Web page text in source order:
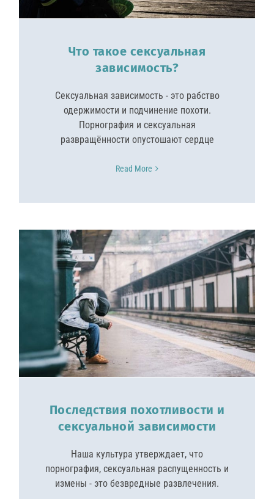
Что такое сексуальная
зависимость?
Сексуальная зависимость - это рабство
одержимости и подчинение похоти.
Порнография и сексуальная
развращённости опустошают сердце
Read More
Последствия похотливости и
сексуальной зависимости
Наша культура утверждает, что
порнография, сексуальная распущенность и
измены - это безвредные развлечения.